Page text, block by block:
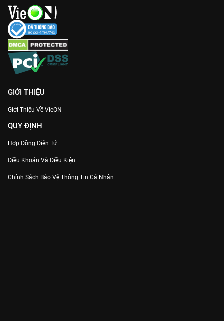
GIỚI THIỆU
Giới Thiệu Về VieON
QUY ĐỊNH
Hợp Đồng Điện Tử
Điều Khoản Và Điều Kiện
Chính Sách Bảo Vệ Thông Tin Cá Nhân